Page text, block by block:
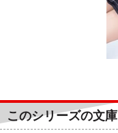
このシリーズの文庫